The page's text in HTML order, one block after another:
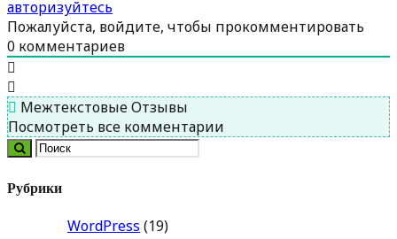
авторизуйтесь
Пожалуйста, войдите, чтобы прокомментировать
0 комментариев
Межтекстовые Отзывы
Посмотреть все комментарии
Рубрики
WordPress (19)